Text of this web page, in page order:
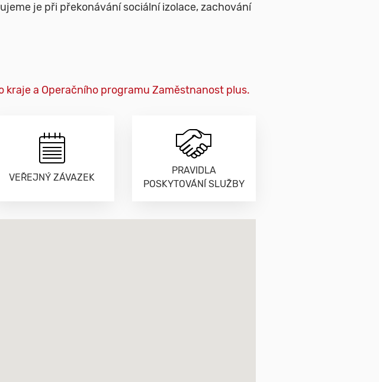
je při překonávání sociální izolace, zachování
a Operačního programu Zaměstnanost plus.
VEŘEJNÝ ZÁVAZEK
PRAVIDLA
POSKYTOVÁNÍ SLUŽBY